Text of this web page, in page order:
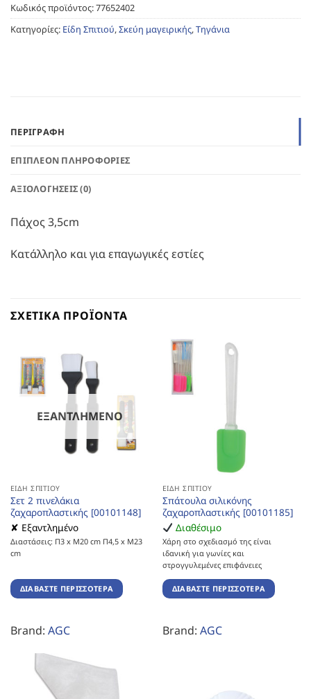
Κωδικός προϊόντος:77652402
Κατηγορίες: Είδη Σπιτιού,Σκεύη μαγειρικής,Τηγάνια
ΠΕΡΙΓΡΑΦΉ
ΕΠΙΠΛΈΟΝ ΠΛΗΡΟΦΟΡΊΕΣ
ΑΞΙΟΛΟΓΉΣΕΙΣ (0)
Πάχος 3,5cm
Κατάλληλο και για επαγωγικές εστίες
ΣΧΕΤΙΚΆ ΠΡΟΪΌΝΤΑ
ΕΞΑΝΤΛΗΜΈΝΟ
ΕΊΔΗ ΣΠΙΤΙΟΎ
Σετ 2 πινελάκια
ζαχαροπλαστικής [00101148]
✘ Εξαντλημένο
Διαστάσεις: Π3 x Μ20 cm Π4,5 x Μ23
cm
ΔΙΑΒΆΣΤΕ ΠΕΡΙΣΣΌΤΕΡΑ
Brand: AGC
ΕΊΔΗ ΣΠΙΤΙΟΎ
Σπάτουλα σιλικόνης
ζαχαροπλαστικής [00101185]
Διαθέσιμο
Χάρη στο σχεδιασμό της είναι
ιδανική για γωνίες και
στρογγυλεμένες επιφάνειες
ΔΙΑΒΆΣΤΕ ΠΕΡΙΣΣΌΤΕΡΑ
Brand: AGC